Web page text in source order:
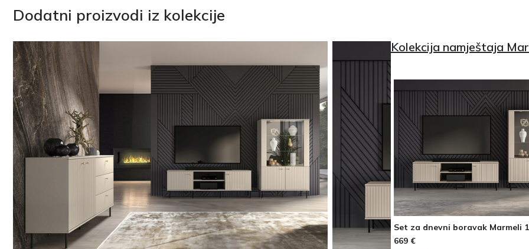
Dodatni proizvodi iz kolekcije
Kolekcija namještaja
Set za dnevni boravak Marmeli
669 €